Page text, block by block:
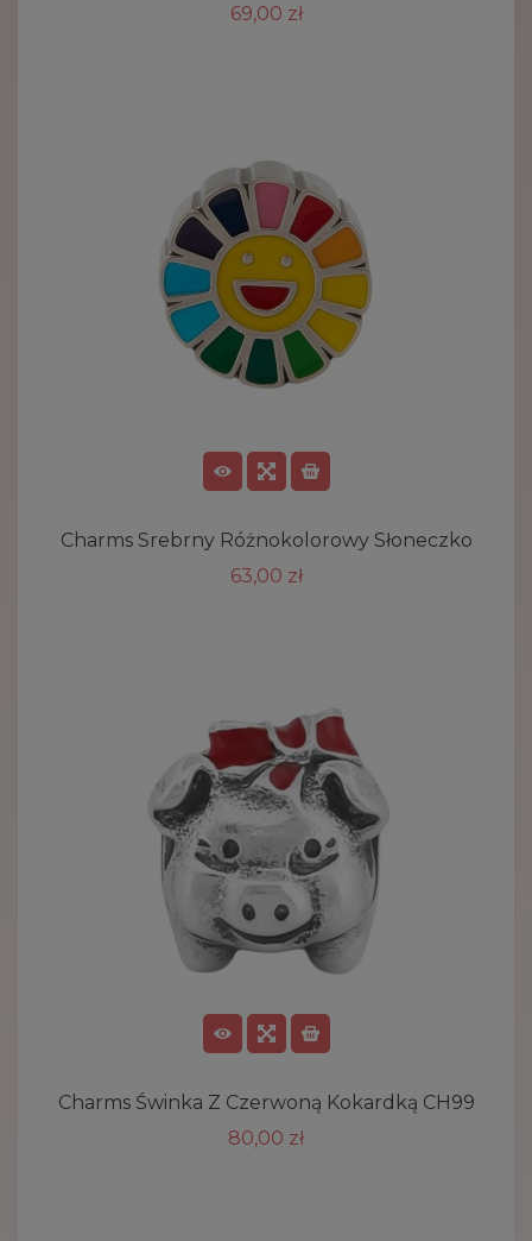
69,00 zł
Charms Srebrny Różnokolorowy Słoneczko
63,00 zł
Charms Świnka Z Czerwoną Kokardką CH99
80,00 zł